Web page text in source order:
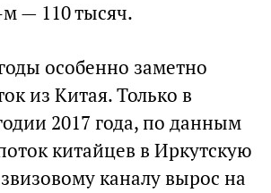
— 110 тысяч.
особенно заметно
из Китая. Только в
2017 года, по данным
китайцев в Иркутскую
каналу вырос на